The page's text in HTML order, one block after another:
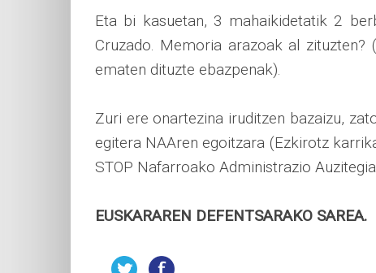
Eta bi kasuetan, 3 mahaikidetatik 2
Cruzado. Memoria arazoak al zituzten?
ematen dituzte ebazpenak).
Zuri ere onartezina iruditzen bazaizu,
egitera NAAren egoitzara (Ezkirotz
STOP Nafarroako Administrazio
EUSKARAREN DEFENTSARAKO SAREA.